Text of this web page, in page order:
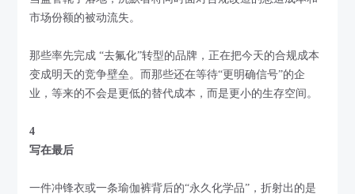
市场份额的被动流失。
那些率先完成 “去氟化”转型的品牌，正在把今天的合规成本
变成明天的竞争壁垒。而那些还在等待“更明确信号”的企
业，等来的不会是更低的替代成本，而是更小的生存空间。
4
写在最后
一件冲锋衣或一条瑜伽裤背后的“永久化学品”，折射出的是